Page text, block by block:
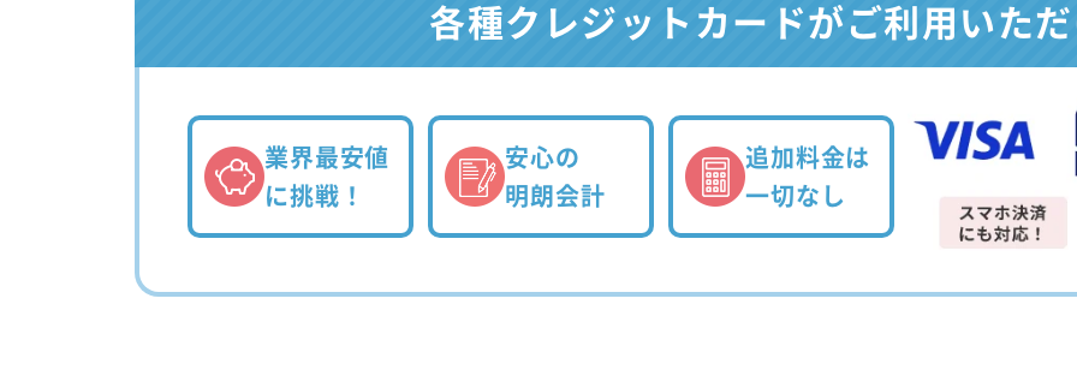
各種クレジットカードがご利用いた
業界最安値
に挑戦！
安心の
明朗会計
追加料金は
一切なし